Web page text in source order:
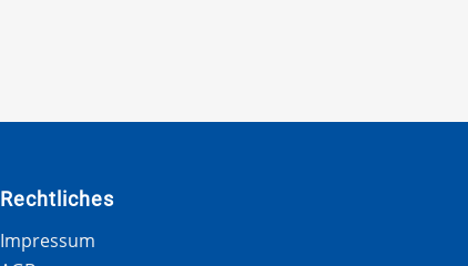
Rechtliches
Impressum